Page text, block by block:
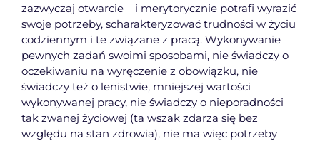
zazwyczaj otwarcie i merytorycznie potrafi wyrazić
swoje potrzeby, scharakteryzować trudności w życiu
codziennym i te związane z pracą. Wykonywanie
pewnych zadań swoimi sposobami, nie świadczy o
oczekiwaniu na wyręczenie z obowiązku, nie
świadczy też o lenistwie, mniejszej wartości
wykonywanej pracy, nie świadczy o nieporadności
tak zwanej życiowej (ta wszak zdarza się bez
względu na stan zdrowia), nie ma więc potrzeby